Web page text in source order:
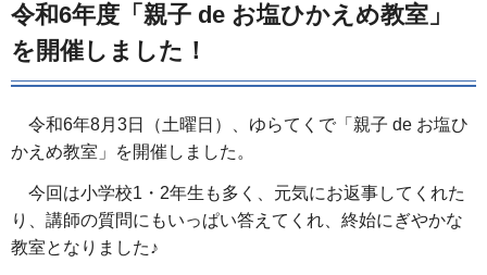
令和6年度「親子 de お塩ひかえめ教室」
を開催しました！
令和6年8月3日（土曜日）、ゆらてくで「親子 de お塩ひ
かえめ教室」を開催しました。
今回は小学校1・2年生も多く、元気にお返事してくれた
り、講師の質問にもいっぱい答えてくれ、終始にぎやかな
教室となりました♪